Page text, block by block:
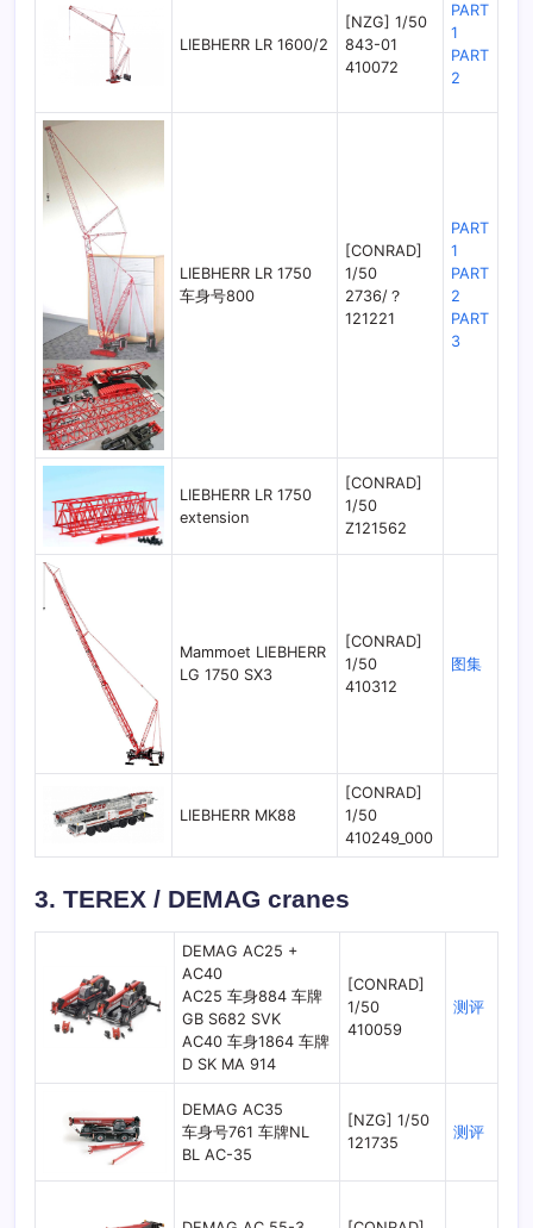
LIEBHERR LR 1600/2
[NZG] 1/50
843-01
410072
PART
1
PART
2
LIEBHERR LR 1750
车身号800
[CONRAD]
1/50
2736/？
121221
PART
1
PART
2
PART
3
LIEBHERR LR 1750
extension
[CONRAD]
1/50
Z121562
Mammoet LIEBHERR
LG 1750 SX3
[CONRAD]
1/50
410312
图集
LIEBHERR MK88
[CONRAD]
1/50
410249_000
3. TEREX / DEMAG cranes
DEMAG AC25 +
AC40
AC25 车身884 车牌
GB S682 SVK
AC40 车身1864 车牌
D SK MA 914
[CONRAD]
1/50
410059
测评
DEMAG AC35
车身号761 车牌NL
BL AC-35
[NZG] 1/50
121735
测评